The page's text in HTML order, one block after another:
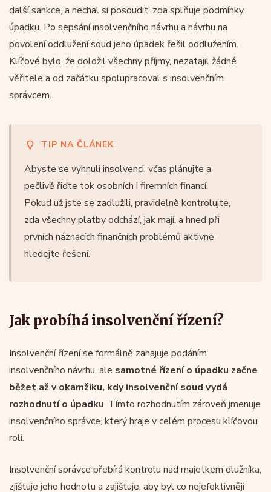
další sankce, a nechal si posoudit, zda splňuje podmínky
úpadku. Po sepsání insolvenčního návrhu a návrhu na
povolení oddlužení soud jeho úpadek řešil oddlužením.
Klíčové bylo, že doložil všechny příjmy, nezatajil žádné
věřitele a od začátku spolupracoval s insolvenčním
správcem.
TIP NA ČLÁNEK
Abyste se vyhnuli insolvenci, včas plánujte a
pečlivě řiďte tok osobních i firemních financí.
Pokud už jste se zadlužili, pravidelně kontrolujte,
zda všechny platby odchází, jak mají, a hned při
prvních náznacích finančních problémů aktivně
hledejte řešení.
Jak probíhá insolvenční řízení?
Insolvenční řízení se formálně zahajuje podáním
insolvenčního návrhu, ale samotné řízení o úpadku začne
běžet až v okamžiku, kdy insolvenční soud vydá
rozhodnutí o úpadku. Tímto rozhodnutím zároveň jmenuje
insolvenčního správce, který hraje v celém procesu klíčovou
roli.
Insolvenční správce přebírá kontrolu nad majetkem dlužníka,
zjišťuje jeho hodnotu a zajišťuje, aby byl co nejefektivněji